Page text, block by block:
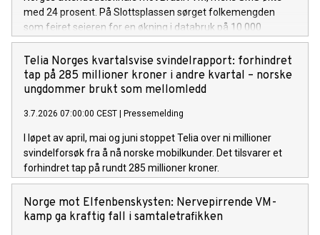
med 24 prosent. På Slottsplassen sørget folkemengden
som feiret seieren for en økning i databruk på 10 000
prosent.
Telia Norges kvartalsvise svindelrapport: forhindret
tap på 285 millioner kroner i andre kvartal – norske
ungdommer brukt som mellomledd
3.7.2026 07:00:00 CEST Pressemelding
I løpet av april, mai og juni stoppet Telia over ni millioner
svindelforsøk fra å nå norske mobilkunder. Det tilsvarer et
forhindret tap på rundt 285 millioner kroner.
Norge mot Elfenbenskysten: Nervepirrende VM-
kamp ga kraftig fall i samtaletrafikken